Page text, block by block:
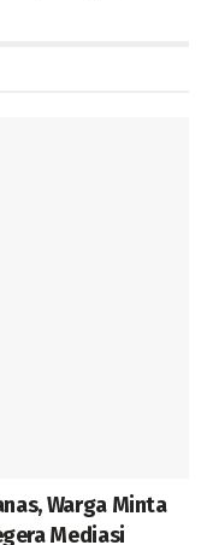
Warga Minta
Mediasi